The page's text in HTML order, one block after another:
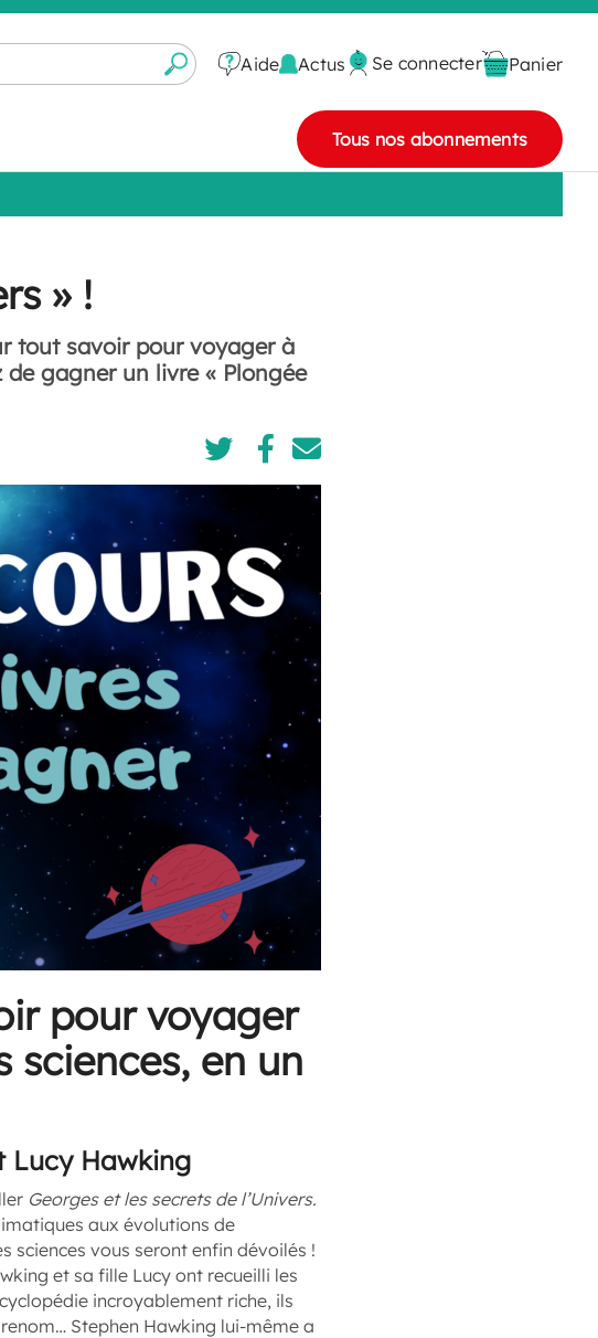
Aide Actus Se connecter Panier
Tous nos abonnements
» !
tout savoir pour voyager à
de gagner un livre « Plongée
pour voyager
sciences, en un
Lucy Hawking
Georges et les secrets de l’Univers.
aux évolutions de
sciences vous seront enfin dévoilés !
et sa fille Lucy ont recueilli les
incroyablement riche, ils
Stephen Hawking lui-même a